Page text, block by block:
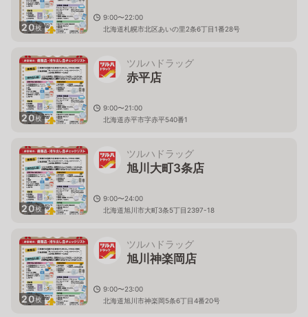
20枚
9:00〜22:00
北海道札幌市北区あいの里2条6丁目1番28号
20枚
ツルハドラッグ
赤平店
9:00〜21:00
北海道赤平市字赤平540番1
20枚
ツルハドラッグ
旭川大町3条店
9:00〜24:00
北海道旭川市大町3条5丁目2397-18
20枚
ツルハドラッグ
旭川神楽岡店
9:00〜23:00
北海道旭川市神楽岡5条6丁目4番20号